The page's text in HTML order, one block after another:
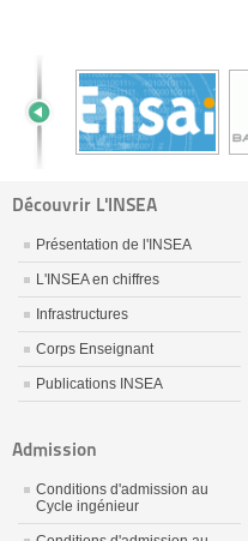
Découvrir L'INSEA
Présentation de l'INSEA
L'INSEA en chiffres
Infrastructures
Corps Enseignant
Publications INSEA
Admission
Conditions d'admission au
Cycle ingénieur